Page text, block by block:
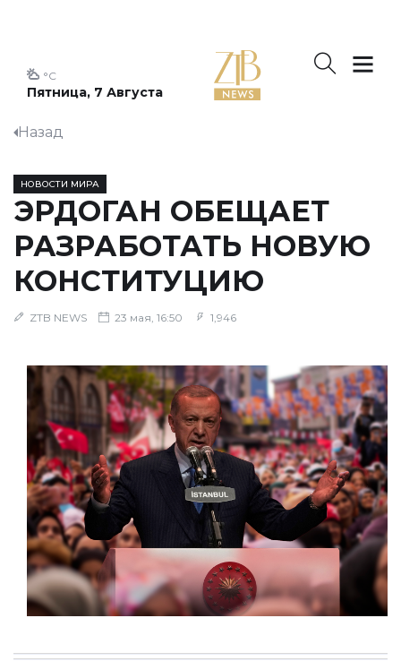
Пятница, 7 Августа
°C
Назад
НОВОСТИ МИРА
ЭРДОГАН ОБЕЩАЕТ
РАЗРАБОТАТЬ НОВУЮ
КОНСТИТУЦИЮ
ZTB NEWS 23 мая, 16:50 1,946